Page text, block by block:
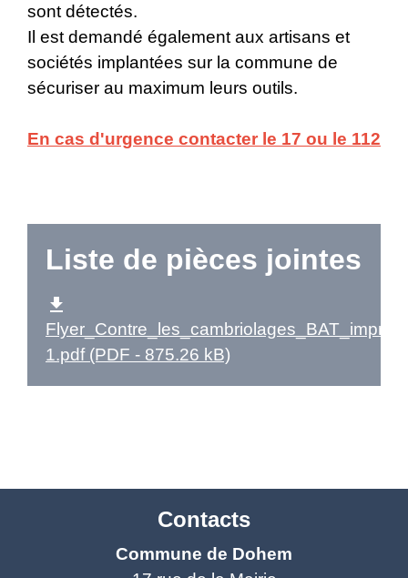
sont détectés.
Il est demandé également aux artisans et
sociétés implantées sur la commune de
sécuriser au maximum leurs outils.
En cas d'urgence contacter le 17 ou le 112
Liste de pièces jointes
file_download
1.pdf (PDF - 875.26 kB)
Contacts
Commune de Dohem